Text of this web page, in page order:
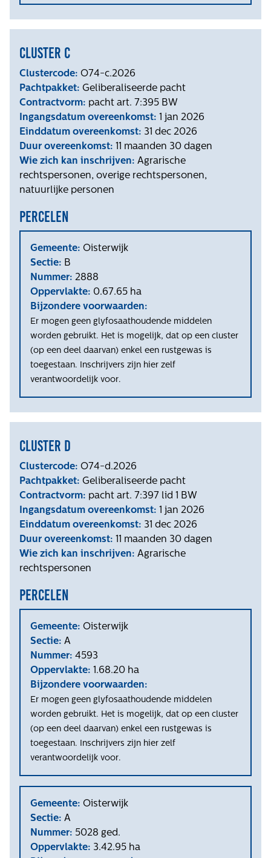
Cluster c
Clustercode: O74-c.2026
Pachtpakket: Geliberaliseerde pacht
Contractvorm: pacht art. 7:395 BW
Ingangsdatum overeenkomst: 1 jan 2026
Einddatum overeenkomst: 31 dec 2026
Duur overeenkomst: 11 maanden 30 dagen
Wie zich kan inschrijven: Agrarische
rechtspersonen, overige rechtspersonen,
natuurlijke personen
Percelen
Gemeente: Oisterwijk
Sectie: B
Nummer: 2888
Oppervlakte: 0.67.65 ha
Bijzondere voorwaarden:
Er mogen geen glyfosaathoudende middelen
worden gebruikt. Het is mogelijk, dat op een cluster
(op een deel daarvan) enkel een rustgewas is
toegestaan. Inschrijvers zijn hier zelf
verantwoordelijk voor.
Cluster d
Clustercode: O74-d.2026
Pachtpakket: Geliberaliseerde pacht
Contractvorm: pacht art. 7:397 lid 1 BW
Ingangsdatum overeenkomst: 1 jan 2026
Einddatum overeenkomst: 31 dec 2026
Duur overeenkomst: 11 maanden 30 dagen
Wie zich kan inschrijven: Agrarische
rechtspersonen
Percelen
Gemeente: Oisterwijk
Sectie: A
Nummer: 4593
Oppervlakte: 1.68.20 ha
Bijzondere voorwaarden:
Er mogen geen glyfosaathoudende middelen
worden gebruikt. Het is mogelijk, dat op een cluster
(op een deel daarvan) enkel een rustgewas is
toegestaan. Inschrijvers zijn hier zelf
verantwoordelijk voor.
Gemeente: Oisterwijk
Sectie: A
Nummer: 5028 ged.
Oppervlakte: 3.42.95 ha